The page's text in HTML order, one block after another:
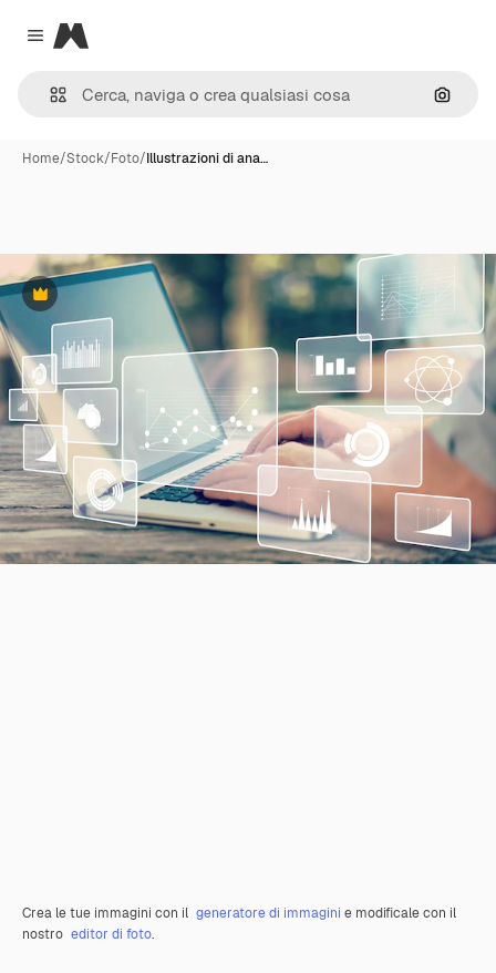
Close menu
Magnific
Cerca
Home/Stock/Foto/Illustrazioni di ana…
Premium
Crea le tue immagini con il generatore di immagini e modificale con il
nostro editor di foto.